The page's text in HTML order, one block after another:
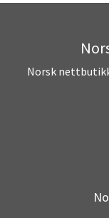
Norsk